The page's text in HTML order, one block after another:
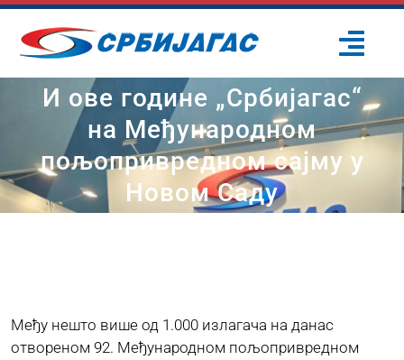
Skip
content
ПОЧЕТНА
О НАМА
ПРОЈЕКТИ
ОДРЖИВИ РАЗВОЈ
И ове године „Србијагас“
на Међународном
пољопривредном сајму у
Новом Саду
Међу нешто више од 1.000 излагача на данас
отвореном 92. Међународном пољопривредном